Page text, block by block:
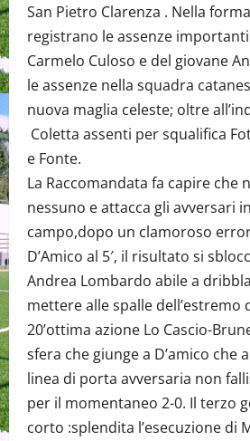
San Pietro Clarenza . Nella
registrano le assenze
Carmelo Culoso e del giovane
le assenze nella squadra
nuova maglia celeste; oltre
Coletta assenti per squalifica
e Fonte.
La Raccomandata fa capire che
nessuno e attacca gli avversari
campo,dopo un clamoroso
D’Amico al 5′, il risultato si
Andrea Lombardo abile a
mettere alle spalle dell’estremo
20’ottima azione Lo Cascio-
sfera che giunge a D’amico che
linea di porta avversaria non
per il momentaneo 2-0. Il terzo
corto :splendita l’esecuzione di